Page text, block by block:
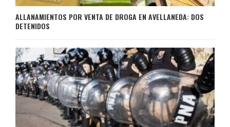
ALLANAMIENTOS POR VENTA DE DROGA EN AVELLANEDA: DOS
DETENIDOS